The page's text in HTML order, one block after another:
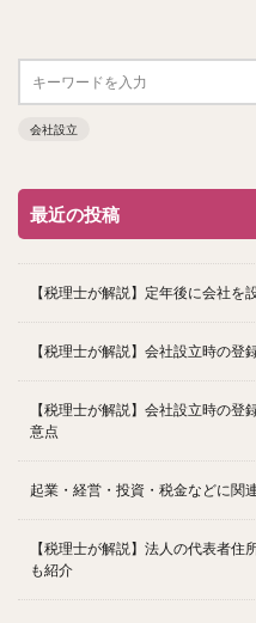
会社設立
最近の投稿
【税理士が解説】定年後に会社を
【税理士が解説】会社設立時の
【税理士が解説】会社設立時の
意点
起業・経営・投資・税金などに関
【税理士が解説】法人の代表者
も紹介